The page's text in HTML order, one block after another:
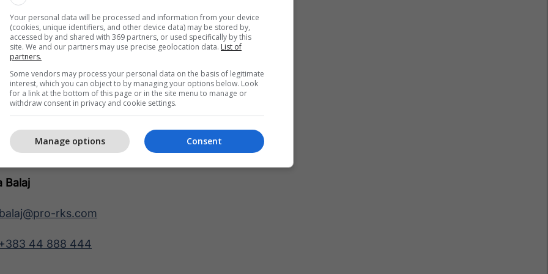
me Noter
Kuzhina, Banjo
KEDS
Balaj
rks.com
44 888 444
Your personal data will be processed and information from your device
(cookies, unique identifiers, and other device data) may be stored by,
accessed by and shared with 369 partners, or used specifically by this
site. We and our partners may use precise geolocation data. List of
partners.
Some vendors may process your personal data on the basis of legitimate
interest, which you can object to by managing your options below. Look
for a link at the bottom of this page or in the site menu to manage or
withdraw consent in privacy and cookie settings.
Consent
Manage options